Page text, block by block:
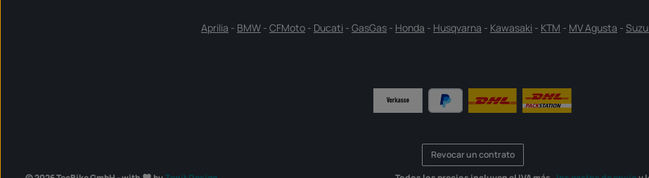
Aprilia - BMW - CFMoto - Ducati - GasGas - Honda - Husqvarna - Kawasaki - KTM - MV Agusta -
Revocar un contrato